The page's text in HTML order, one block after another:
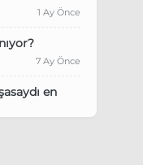
1 Ay Önce
7 Ay Önce
en